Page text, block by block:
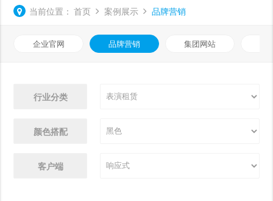
当前位置： 首页 案例展示 品牌营销
企业官网 品牌营销 集团网站
行业分类
颜色搭配
客户端